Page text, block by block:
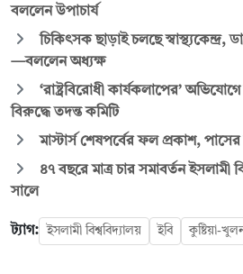
বললেন উপাচার্য
চিকিৎসক ছাড়াই চলছে স্বাস্থ্যকেন্দ্র,
—বললেন অধ্যক্ষ
‘রাষ্ট্রবিরোধী কার্যকলাপের’
বিরুদ্ধে তদন্ত কমিটি
মাস্টার্স শেষপর্বের ফল প্রকাশ,
৪৭ বছরে মাত্র চার সমাবর্তন ইসলামী
সালে
ট্যাগ: ইসলামী বিশ্ববিদ্যালয় ইবি কুষ্টিয়া-